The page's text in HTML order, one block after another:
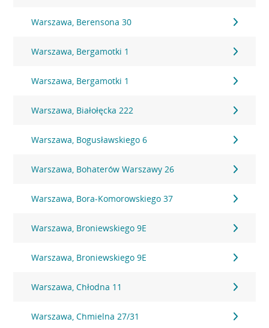
Warszawa, Berensona 30
Warszawa, Bergamotki 1
Warszawa, Bergamotki 1
Warszawa, Białołęcka 222
Warszawa, Bogusławskiego 6
Warszawa, Bohaterów Warszawy 26
Warszawa, Bora-Komorowskiego 37
Warszawa, Broniewskiego 9E
Warszawa, Broniewskiego 9E
Warszawa, Chłodna 11
Warszawa, Chmielna 27/31